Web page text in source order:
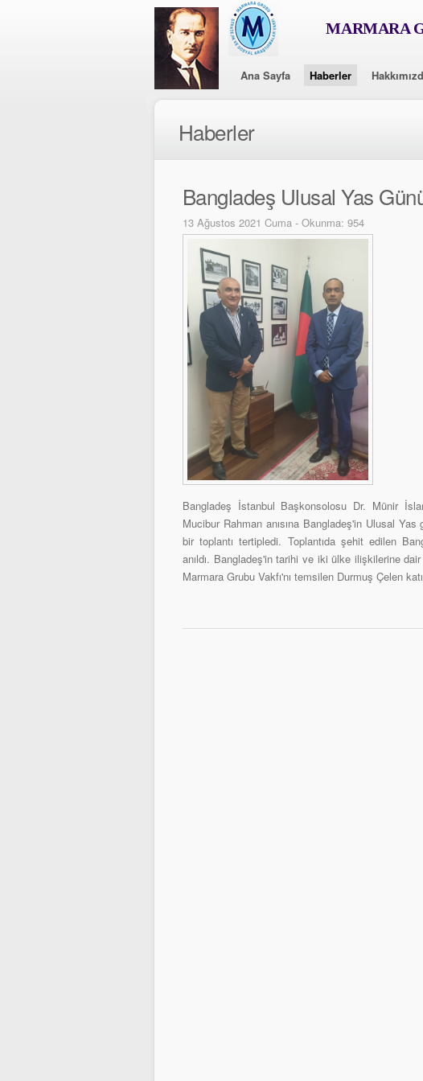
MARMARA
Ana Sayfa Haberler
Haberler
Bangladeş Ulusal Yas
13 Ağustos 2021 Cuma - Okunma: 954
Bangladeş İstanbul Başkonsolosu Dr. Münir
Mucibur Rahman anısına Bangladeş'in Ulusal
bir toplantı tertipledi. Toplantıda şehit edilen
anıldı. Bangladeş'in tarihi ve iki ülke ilişkilerine
Marmara Grubu Vakfı'nı temsilen Durmuş Çelen